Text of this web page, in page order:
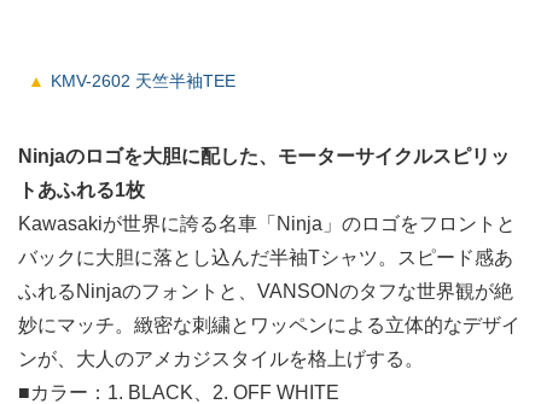
KMV-2602 天竺半袖TEE
Ninjaのロゴを大胆に配した、モーターサイクルスピリッ
トあふれる1枚
Kawasakiが世界に誇る名車「Ninja」のロゴをフロントと
バックに大胆に落とし込んだ半袖Tシャツ。スピード感あ
ふれるNinjaのフォントと、VANSONのタフな世界観が絶
妙にマッチ。緻密な刺繍とワッペンによる立体的なデザイ
ンが、大人のアメカジスタイルを格上げする。
■カラー：1. BLACK、2. OFF WHITE